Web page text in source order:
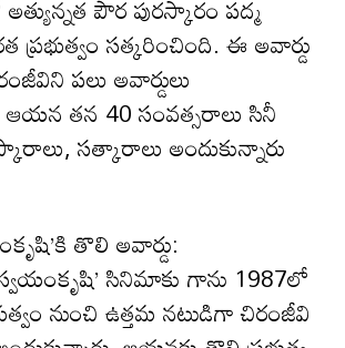
పౌర పురస్కారం పద్మ
సత్కరించింది. ఈ అవార్డు
పలు అవార్డులు
తన 40 సంవత్సరాలు సినీ
సత్కారాలు అందుకున్నారు
తొలి అవార్డు:
సినిమాకు గాను 1987లో
నుంచి ఉత్తమ నటుడిగా చిరంజీవి